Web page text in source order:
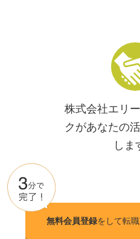
株式会社エリ
クがあなたの
しま
無料会員登録をして転